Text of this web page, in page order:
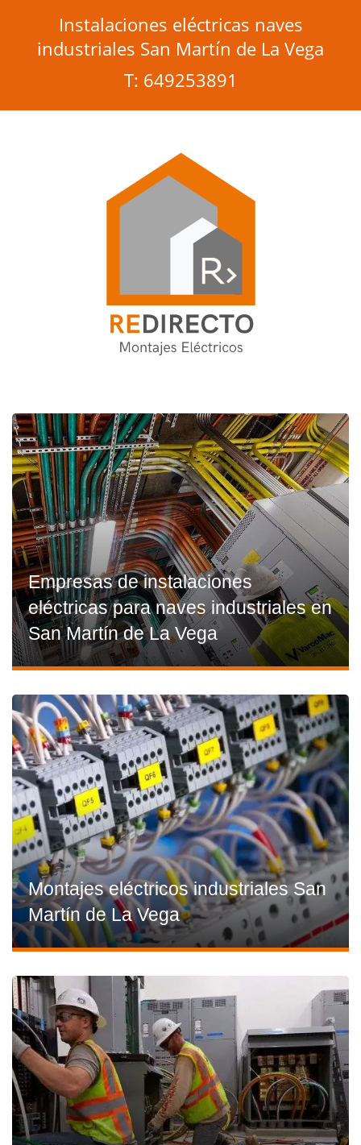
Instalaciones eléctricas naves
industriales San Martín de La Vega
T: 649253891
Empresas de instalaciones
eléctricas para naves industriales en
San Martín de La Vega
Montajes eléctricos industriales San
Martín de La Vega